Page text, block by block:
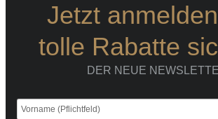
Jetzt
tolle Rabatte
DER NEUE